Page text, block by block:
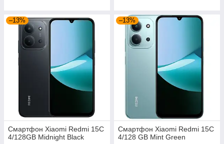
–13%
Смартфон Xiaomi Redmi 15C
4/128GB Midnight Black
–13%
Смартфон Xiaomi Redmi 15C
4/128 GB Mint Green